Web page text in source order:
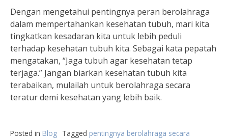
Dengan mengetahui pentingnya peran berolahraga
dalam mempertahankan kesehatan tubuh, mari kita
tingkatkan kesadaran kita untuk lebih peduli
terhadap kesehatan tubuh kita. Sebagai kata pepatah
mengatakan, “Jaga tubuh agar kesehatan tetap
terjaga.” Jangan biarkan kesehatan tubuh kita
terabaikan, mulailah untuk berolahraga secara
teratur demi kesehatan yang lebih baik.
Posted in Blog Tagged pentingnya berolahraga secara